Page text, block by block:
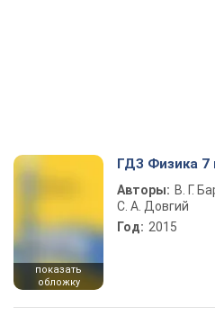
показать
обложку
ГДЗ Физика 7
Авторы: В. Г.
С. А. Довгий
Год: 2015